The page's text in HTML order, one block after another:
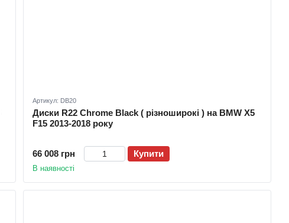
Артикул: DB20
Диски R22 Chrome Black ( різноширокі ) на BMW X5
F15 2013-2018 року
66 008 грн Купити
В наявності